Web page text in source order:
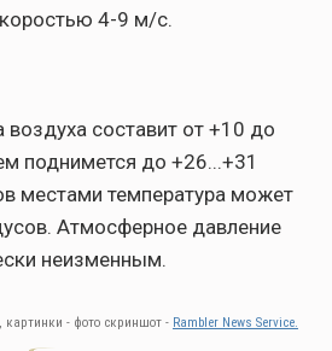
4-9 м/с.
составит от +10 до
поднимется до +26...+31
местами температура может
Атмосферное давление
неизменным.
картинки - фото скриншот - Rambler News Service.